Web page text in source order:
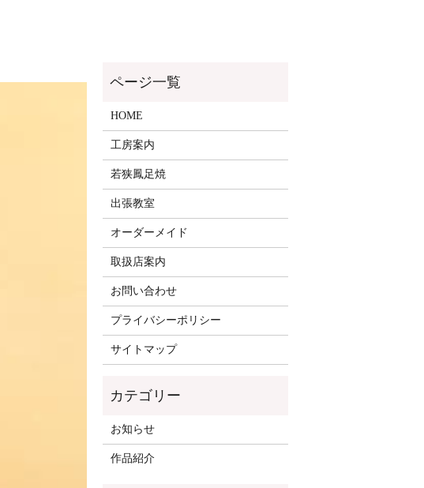
HOME
工房案内
若狭鳳足焼
出張教室
オーダーメイド
取扱店案内
お問い合わせ
プライバシーポリシー
サイトマップ
お知らせ
作品紹介